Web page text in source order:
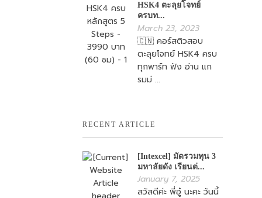
HSK4 ตะลุยโจทย์
ครบท...
March 23, 2023
🇨🇳 คอร์สติวสอบ
ตะลุยโจทย์ HSK4 ครบ
ทุกพาร์ท ฟัง อ่าน แก
รมม่ ...
RECENT ARTICLE
[Intexcel] มัดรวมทุน 3
มหาลัยดัง เรียนต่...
January 7, 2025
สวัสดีค่ะ พี่อู๋ นะคะ วันนี้